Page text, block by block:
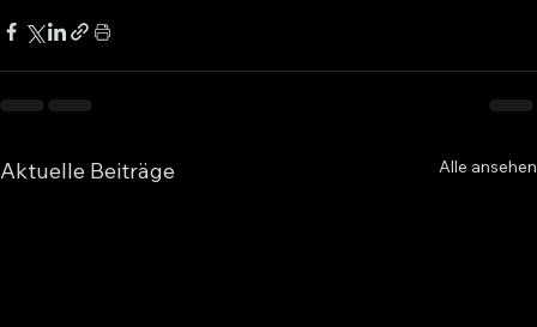
Aktuelle Beiträge Alle ansehen